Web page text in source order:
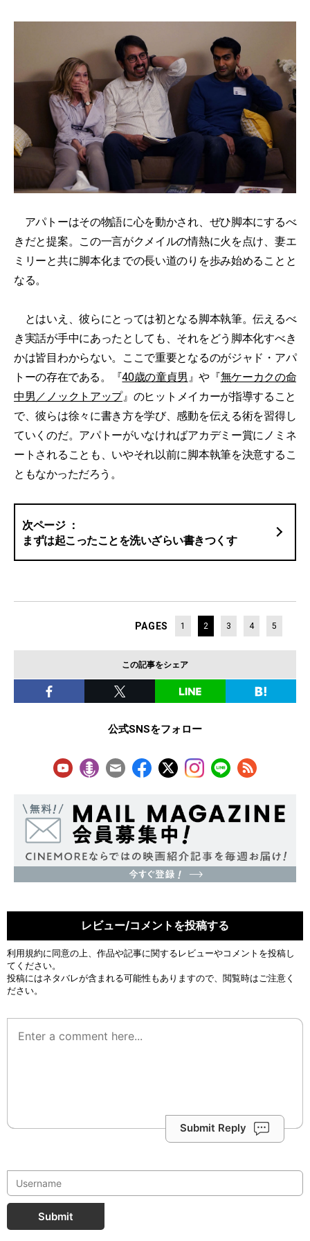
アパトーはその物語に心を動かされ、ぜひ脚本にするべ
きだと提案。この一言がクメイルの情熱に火を点け、妻エ
ミリーと共に脚本化までの長い道のりを歩み始めることと
なる。
とはいえ、彼らにとっては初となる脚本執筆。伝えるべ
き実話が手中にあったとしても、それをどう脚本化すべき
かは皆目わからない。ここで重要となるのがジャド・アパ
トーの存在である。『40歳の童貞男 』や『無ケーカクの命
中男／ノックトアップ』のヒットメイカーが指導すること
で、彼らは徐々に書き方を学び、感動を伝える術を習得し
ていくのだ。アパトーがいなければアカデミー賞にノミネ
ートされることも、いやそれ以前に脚本執筆を決意するこ
ともなかっただろう。
まずは起こったことを洗いざらい書きつくす
PAGES 1 2 3 4 5
この記事をシェア
公式SNSをフォロー
レビュー/コメントを投稿する
利用規約に同意の上、作品や記事に関するレビューやコメントを投稿し
てください。
投稿にはネタバレが含まれる可能性もありますので、閲覧時はご注意く
ださい。
Submit Reply
Submit